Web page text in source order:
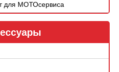
для МОТОсервиса